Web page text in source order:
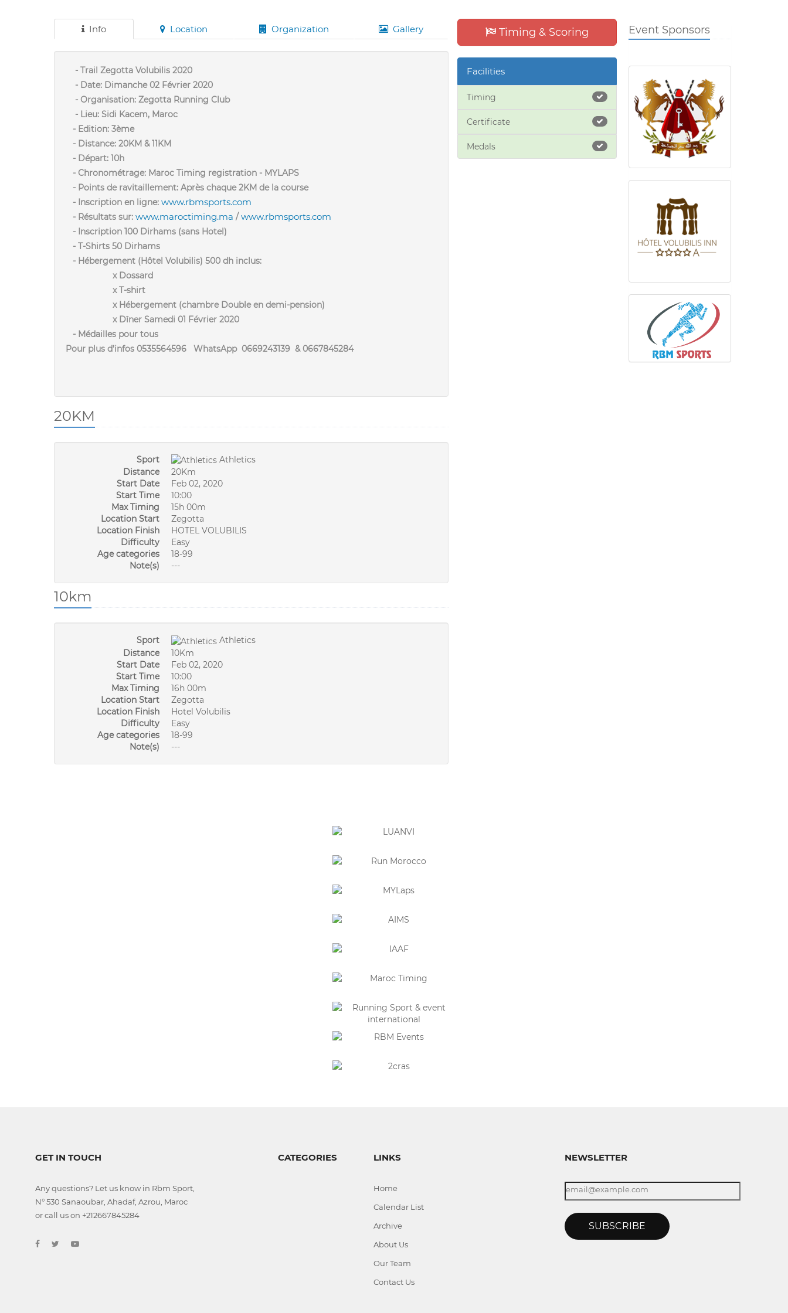
Info Location Organization Gallery
- Trail Zegotta Volubilis 2020
- Date: Dimanche 02 Février 2020
- Organisation: Zegotta Running Club
- Lieu: Sidi Kacem, Maroc
- Edition: 3ème
- Distance: 20KM & 11KM
- Départ: 10h
- Chronométrage: Maroc Timing registration - MYLAPS
- Points de ravitaillement: Après chaque 2KM de la course
- Inscription en ligne: www.rbmsports.com
- Résultats sur: www.maroctiming.ma / www.rbmsports.com
- Inscription 100 Dirhams (sans Hotel)
- T-Shirts 50 Dirhams
- Hébergement (Hôtel Volubilis) 500 dh inclus:
x Dossard
x T-shirt
x Hébergement (chambre Double en demi-pension)
x Dîner Samedi 01 Février 2020
- Médailles pour tous
Pour plus d’infos 0535564596 WhatsApp 0669243139 & 0667845284
20KM
Sport
Athletics
Distance
20Km
Start Date
Feb 02, 2020
Start Time
10:00
Max Timing
15h 00m
Location Start
Zegotta
Location Finish
HOTEL VOLUBILIS
Difficulty
Easy
Age categories
18-99
Note(s)
---
10km
Sport
Athletics
Distance
10Km
Start Date
Feb 02, 2020
Start Time
10:00
Max Timing
16h 00m
Location Start
Zegotta
Location Finish
Hotel Volubilis
Difficulty
Easy
Age categories
18-99
Note(s)
---
Timing & Scoring
Facilities
Timing
Certificate
Medals
Event Sponsors
GET IN TOUCH
Any questions? Let us know in Rbm Sport,
N° 530 Sanaoubar, Ahadaf, Azrou, Maroc
or call us on +212667845284
CATEGORIES LINKS
Home
Calendar List
Archive
About Us
Our Team
Contact Us
NEWSLETTER
SUBSCRIBE